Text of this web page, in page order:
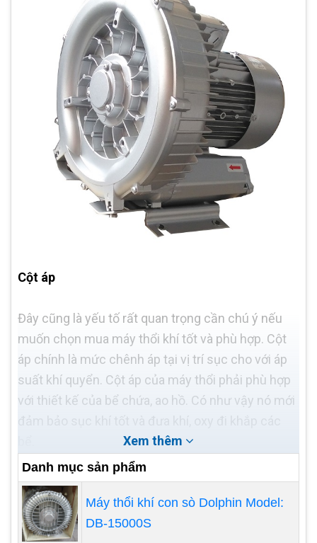
Cột áp
Đây cũng là yếu tố rất quan trọng cần chú ý nếu
muốn chọn mua máy thổi khí tốt và phù hợp. Cột
áp chính là mức chênh áp tại vị trí sục cho với áp
suất khí quyển. Cột áp của máy thổi phải phù hợp
với thiết kế của bể chứa, ao hồ. Có như vậy nó mới
Điện áp
Máy thổi khí muốn hoạt động được cần phải được
Xem thêm
Danh mục sản phẩm
Máy thổi khí con sò Dolphin Model:
DB-15000S